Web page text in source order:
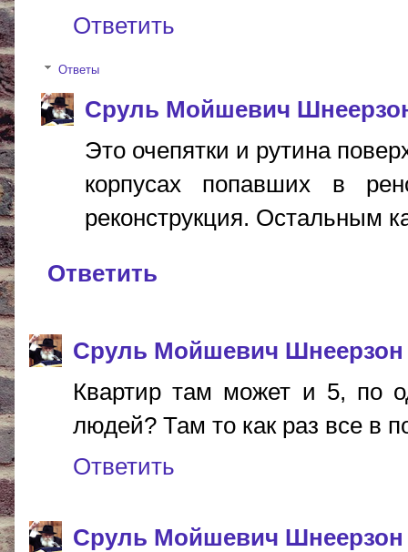
Ответить
Ответы
Сруль Мойшевич
Это очепятки и рутина
корпусах попавших в
реконструкция. Остальным
Ответить
Сруль Мойшевич Шнеерзон
Квартир там может и 5, по
людей? Там то как раз все в
Ответить
Сруль Мойшевич Шнеерзон